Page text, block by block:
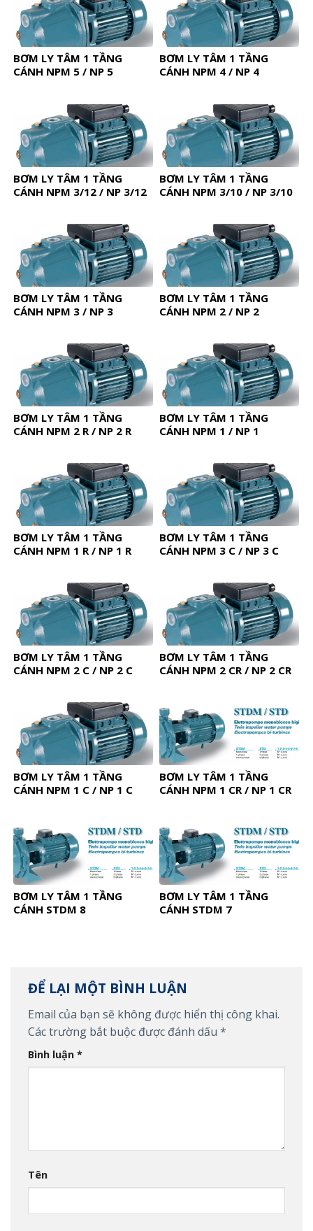
BƠM LY TÂM 1 TẦNG
CÁNH NPM 5 / NP 5
BƠM LY TÂM 1 TẦNG
CÁNH NPM 4 / NP 4
BƠM LY TÂM 1 TẦNG
CÁNH NPM 3/12 / NP 3/12
BƠM LY TÂM 1 TẦNG
CÁNH NPM 3/10 / NP 3/10
BƠM LY TÂM 1 TẦNG
CÁNH NPM 3 / NP 3
BƠM LY TÂM 1 TẦNG
CÁNH NPM 2 / NP 2
BƠM LY TÂM 1 TẦNG
CÁNH NPM 2 R / NP 2 R
BƠM LY TÂM 1 TẦNG
CÁNH NPM 1 / NP 1
BƠM LY TÂM 1 TẦNG
CÁNH NPM 1 R / NP 1 R
BƠM LY TÂM 1 TẦNG
CÁNH NPM 3 C / NP 3 C
BƠM LY TÂM 1 TẦNG
CÁNH NPM 2 C / NP 2 C
BƠM LY TÂM 1 TẦNG
CÁNH NPM 2 CR / NP 2 CR
BƠM LY TÂM 1 TẦNG
CÁNH NPM 1 C / NP 1 C
BƠM LY TÂM 1 TẦNG
CÁNH NPM 1 CR / NP 1 CR
BƠM LY TÂM 1 TẦNG
CÁNH STDM 8
BƠM LY TÂM 1 TẦNG
CÁNH STDM 7
ĐỂ LẠI MỘT BÌNH LUẬN
Email của bạn sẽ không được hiển thị công khai.
Các trường bắt buộc được đánh dấu *
Bình luận *
Tên